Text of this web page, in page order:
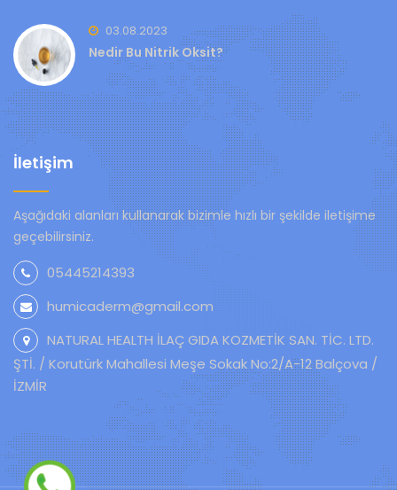
03.08.2023
Nedir Bu Nitrik Oksit?
İletişim
Aşağıdaki alanları kullanarak bizimle hızlı bir şekilde iletişime
geçebilirsiniz.
05445214393
humicaderm@gmail.com
NATURAL HEALTH İLAÇ GIDA KOZMETİK SAN. TİC. LTD.
ŞTİ. / Korutürk Mahallesi Meşe Sokak No:2/A-12 Balçova /
İZMİR